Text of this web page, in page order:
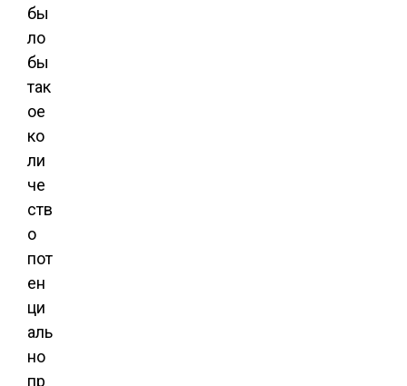
бы
ло
бы
так
ое
ко
ли
че
ств
о
пот
ен
ци
аль
но
пр